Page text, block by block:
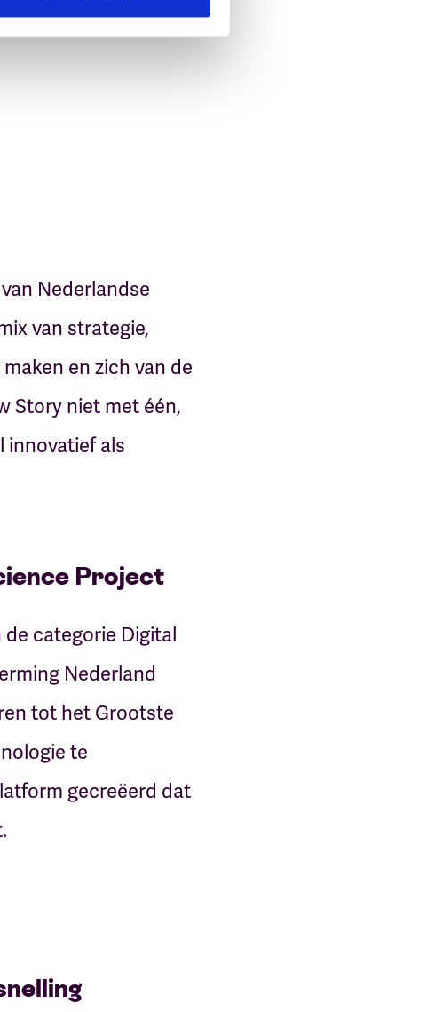
Nederlandse
van strategie,
en zich van de
Story niet met één,
innovatief als
Project
categorie Digital
Nederland
tot het Grootste
te
gecreëerd dat